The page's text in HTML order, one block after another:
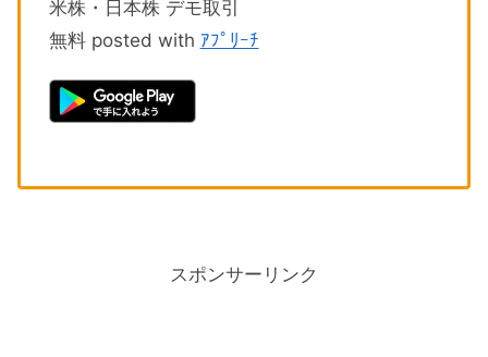
米株・日本株 デモ取引
無料 posted with ｱﾌﾟﾘｰﾁ
スポンサーリンク